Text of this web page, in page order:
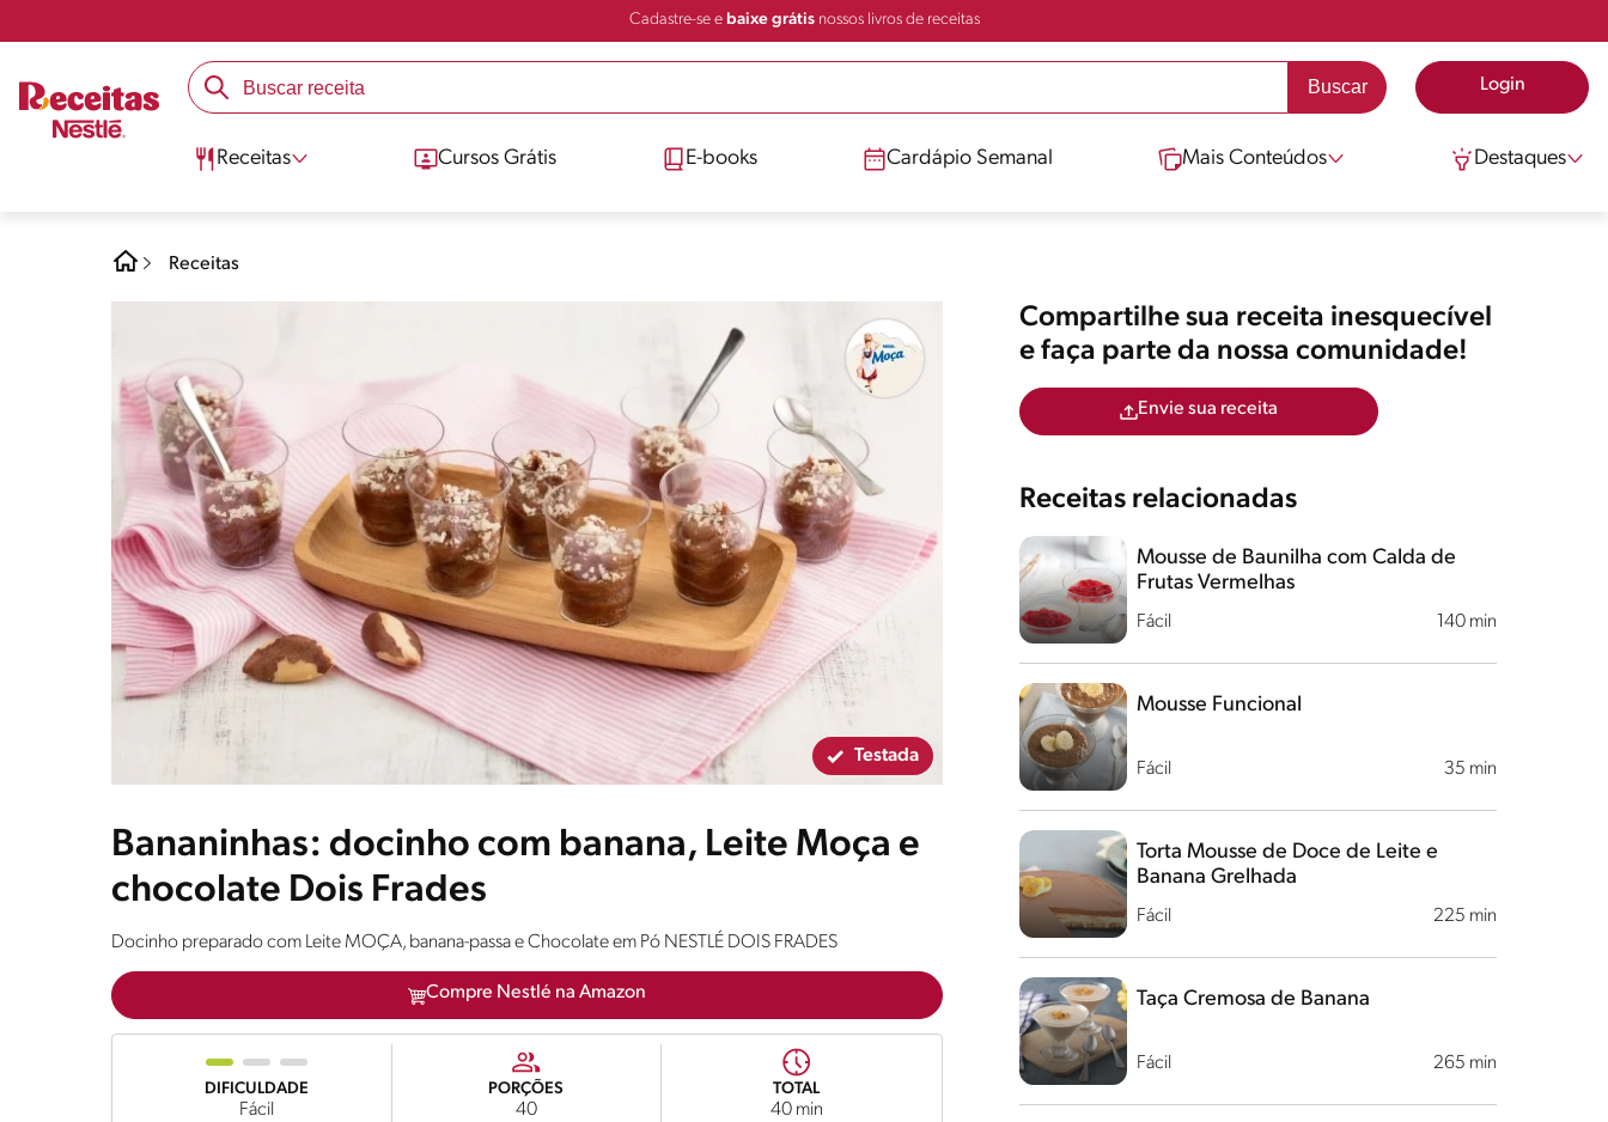
Cadastre-se e baixe grátisnossos livros de receitas
Login
Receitas Cursos Grátis E-books Cardápio Semanal Mais Conteúdos Destaques
Receitas
Testada
Bananinhas: docinho com banana, Leite Moça e
chocolate Dois Frades
Docinho preparado com Leite MOÇA, banana-passa e Chocolate em Pó NESTLÉ DOIS FRADES
Compre Nestlé na Amazon
DIFICULDADE
Fácil
PORÇÕES
40
TOTAL
40 min
Compartilhe sua receita inesquecível
e faça parte da nossa comunidade!
Envie sua receita
Receitas relacionadas
Fácil 140 min
Mousse de Baunilha com Calda de
Frutas Vermelhas
Fácil 35 min
Mousse Funcional
Fácil 225 min
Torta Mousse de Doce de Leite e
Banana Grelhada
Fácil 265 min
Taça Cremosa de Banana